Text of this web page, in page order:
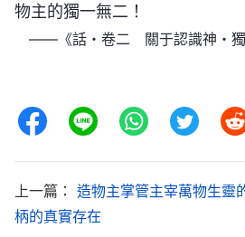
物主的獨一無二！
——《話・卷二 關于認識神・獨
上一篇： 造物主掌管主宰萬物生靈
柄的真實存在